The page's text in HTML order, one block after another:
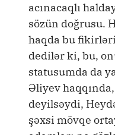
acınacaqlı
sözün doğrusu.
haqda bu fikirləri
dedilər ki, bu,
statusumda da
Əliyev
deyilsəydi,
şəxsi mövqe